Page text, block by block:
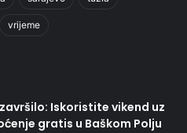
vrijeme
Iskoristite vikend uz
gratis u Baškom Polju